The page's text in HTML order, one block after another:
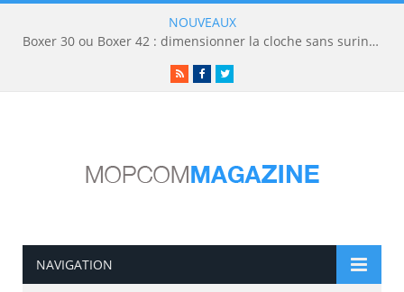
NOUVEAUX
Boxer 30 ou Boxer 42 : dimensionner la cloche sans surinvestir
RSSFacebookTwitter
NAVIGATION